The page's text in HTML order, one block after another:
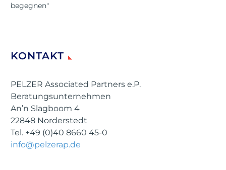
begegnen"
KONTAKT
PELZER Associated Partners e.P.
Beratungsunternehmen
An’n Slagboom 4
22848 Norderstedt
Tel. +49 (0)40 8660 45-0
info@pelzerap.de